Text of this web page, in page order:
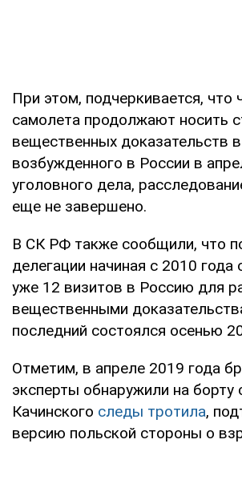
При этом, подчеркивается, что
самолета продолжают носить
вещественных доказательств
возбужденного в России в
уголовного дела,
еще не завершено.
В СК РФ также сообщили, что
делегации начиная с 2010 года
уже 12 визитов в Россию для
вещественными
последний состоялся осенью
Отметим, в апреле 2019 года
эксперты обнаружили на борту
Качинского следы тротила,
версию польской стороны о